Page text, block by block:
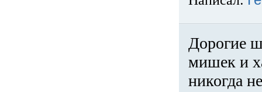
Дорогие
мишек и
никогда